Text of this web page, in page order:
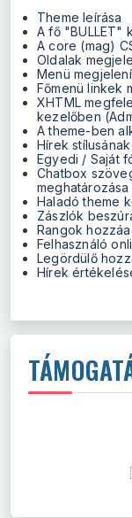
Theme leírása
A fő "BULLET"
A core (mag)
Oldalak
Menü
Főmenü linkek
XHTML
kezelőben
A theme-ben
Hírek
Egyedi / Saját
Chatbox
Haladó theme
Zászlók
Rangok
Felhasználó
Legördülő
Hírek